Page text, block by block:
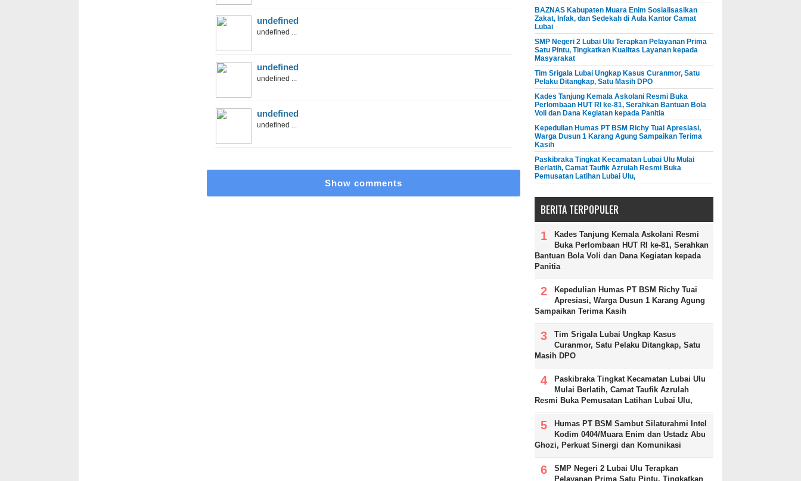
undefined
undefined ...
undefined
undefined ...
undefined
undefined ...
Show comments
BAZNAS Kabupaten Muara Enim Sosialisasikan
Zakat, Infak, dan Sedekah di Aula Kantor Camat
Lubai
SMP Negeri 2 Lubai Ulu Terapkan Pelayanan Prima
Satu Pintu, Tingkatkan Kualitas Layanan kepada
Masyarakat
Tim Srigala Lubai Ungkap Kasus Curanmor, Satu
Pelaku Ditangkap, Satu Masih DPO
Kades Tanjung Kemala Askolani Resmi Buka
Perlombaan HUT RI ke-81, Serahkan Bantuan Bola
Voli dan Dana Kegiatan kepada Panitia
Kepedulian Humas PT BSM Richy Tuai Apresiasi,
Warga Dusun 1 Karang Agung Sampaikan Terima
Kasih
Paskibraka Tingkat Kecamatan Lubai Ulu Mulai
Berlatih, Camat Taufik Azrulah Resmi Buka
Pemusatan Latihan Lubai Ulu,
BERITA TERPOPULER
Kades Tanjung Kemala Askolani Resmi
Buka Perlombaan HUT RI ke-81, Serahkan
Bantuan Bola Voli dan Dana Kegiatan kepada
Panitia
Kepedulian Humas PT BSM Richy Tuai
Apresiasi, Warga Dusun 1 Karang Agung
Sampaikan Terima Kasih
Tim Srigala Lubai Ungkap Kasus
Curanmor, Satu Pelaku Ditangkap, Satu
Masih DPO
Paskibraka Tingkat Kecamatan Lubai Ulu
Mulai Berlatih, Camat Taufik Azrulah
Resmi Buka Pemusatan Latihan Lubai Ulu,
Humas PT BSM Sambut Silaturahmi Intel
Kodim 0404/Muara Enim dan Ustadz Abu
Ghozi, Perkuat Sinergi dan Komunikasi
SMP Negeri 2 Lubai Ulu Terapkan
Pelayanan Prima Satu Pintu, Tingkatkan